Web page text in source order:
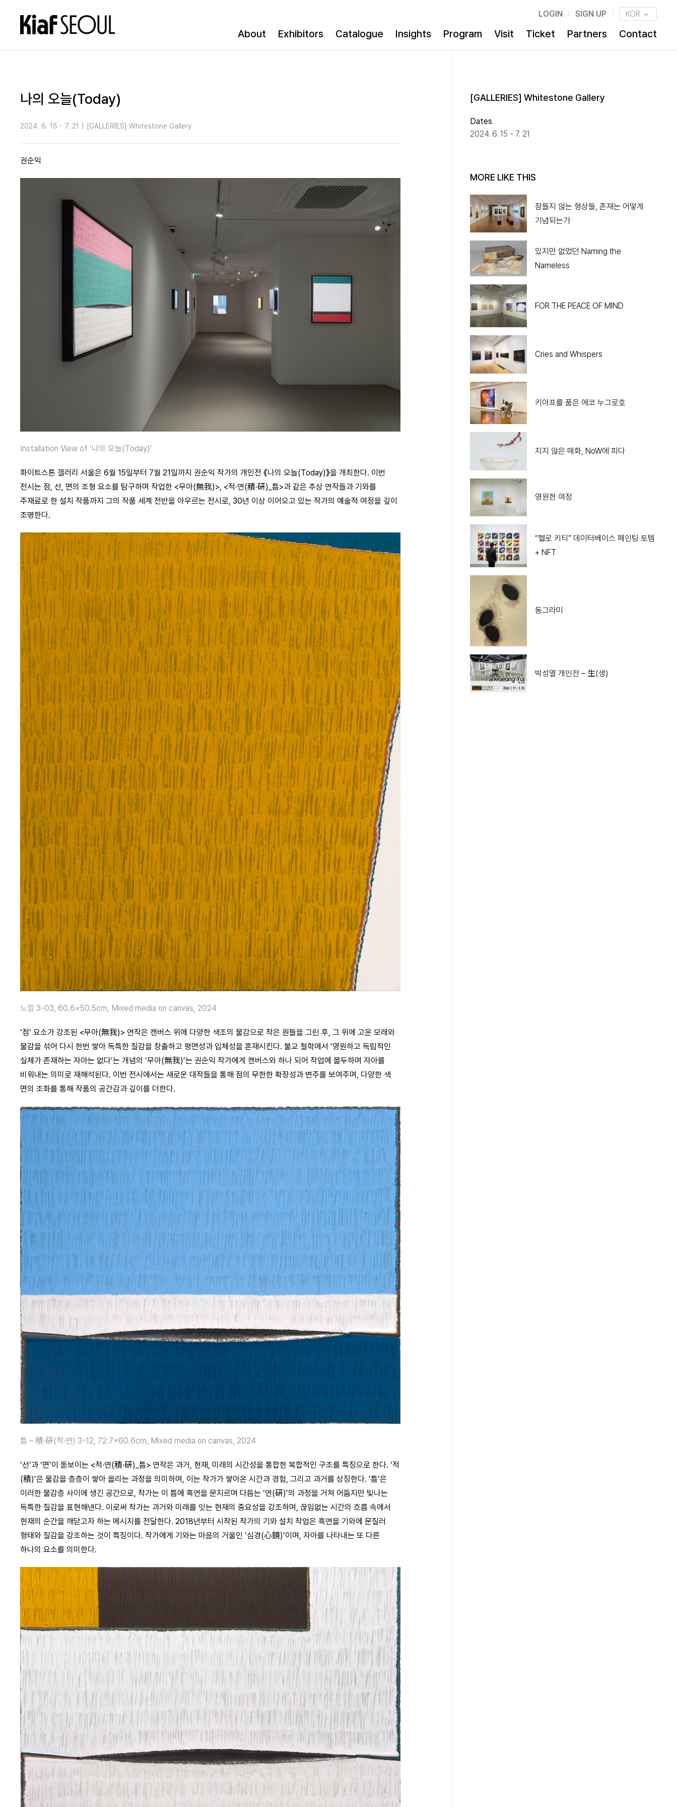
LOGIN SIGN UP KOR
About Exhibitors Catalogue Insights Program Visit Ticket Partners Contact
나의 오늘(Today)
2024. 6. 15 - 7. 21 [GALLERIES] Whitestone Gallery
권순익
Installation View of ‘나의 오늘(Today)’
화이트스톤 갤러리 서울은 6월 15일부터 7월 21일까지 권순익 작가의 개인전 《나의 오늘(Today)》을 개최한다. 이번
전시는 점, 선, 면의 조형 요소를 탐구하며 작업한 <무아(無我)>, <적·연(積·硏)_틈>과 같은 추상 연작들과 기와를
주재료로 한 설치 작품까지 그의 작품 세계 전반을 아우르는 전시로, 30년 이상 이어오고 있는 작가의 예술적 여정을 깊이
조명한다.
느낌 3-03, 60.6×50.5cm, Mixed media on canvas, 2024
‘점’ 요소가 강조된 <무아(無我)> 연작은 캔버스 위에 다양한 색조의 물감으로 작은 원들을 그린 후, 그 위에 고운 모래와
물감을 섞어 다시 한번 쌓아 독특한 질감을 창출하고 평면성과 입체성을 혼재시킨다. 불교 철학에서 ‘영원하고 독립적인
실체가 존재하는 자아는 없다’는 개념의 ‘무아(無我)’는 권순익 작가에게 캔버스와 하나 되어 작업에 몰두하며 자아를
비워내는 의미로 재해석된다. 이번 전시에서는 새로운 대작들을 통해 점의 무한한 확장성과 변주를 보여주며, 다양한 색
면의 조화를 통해 작품의 공간감과 깊이를 더한다.
틈 – 積·硏(적·연) 3-12, 72.7×60.6cm, Mixed media on canvas, 2024
‘선’과 ‘면’이 돋보이는 <적·연(積·硏)_틈> 연작은 과거, 현재, 미래의 시간성을 통합한 복합적인 구조를 특징으로 한다. ‘적
(積)’은 물감을 층층이 쌓아 올리는 과정을 의미하며, 이는 작가가 쌓아온 시간과 경험, 그리고 과거를 상징한다. ‘틈’은
이러한 물감층 사이에 생긴 공간으로, 작가는 이 틈에 흑연을 문지르며 다듬는 ‘연(硏)’의 과정을 거쳐 어둡지만 빛나는
독특한 질감을 표현해낸다. 이로써 작가는 과거와 미래를 잇는 현재의 중요성을 강조하며, 끊임없는 시간의 흐름 속에서
현재의 순간을 깨닫고자 하는 메시지를 전달한다. 2018년부터 시작된 작가의 기와 설치 작업은 흑연을 기와에 문질러
형태와 질감을 강조하는 것이 특징이다. 작가에게 기와는 마음의 거울인 ‘심경(心鏡)’이며, 자아를 나타내는 또 다른
하나의 요소를 의미한다.
[GALLERIES] Whitestone Gallery
Dates
2024. 6. 15 - 7. 21
MORE LIKE THIS
잠들지 않는 형상들, 존재는 어떻게
기념되는가
있지만 없었던 Naming the
Nameless
FOR THE PEACE OF MIND
Cries and Whispers
키아프를 품은 에코 누그로호
지지 않은 매화, NoW에 피다
영원한 여정
“헬로 키티” 데이터베이스 페인팅 토템
+ NFT
동그라미
박성열 개인전 – 生(생)